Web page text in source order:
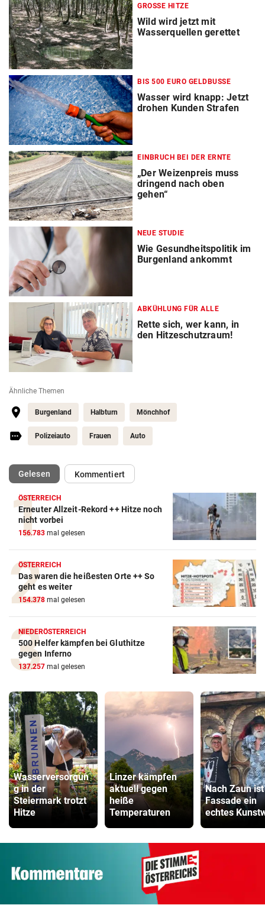
GROSSE HITZE
Wild wird jetzt mit
Wasserquellen gerettet
BIS 500 EURO GELDBUSSE
Wasser wird knapp: Jetzt
drohen Kunden Strafen
EINBRUCH BEI DER ERNTE
„Der Weizenpreis muss
dringend nach oben
gehen“
NEUE STUDIE
Wie Gesundheitspolitik im
Burgenland ankommt
ABKÜHLUNG FÜR ALLE
Rette sich, wer kann, in
den Hitzeschutzraum!
Ähnliche Themen
Burgenland Halbturn Mönchhof
Polizeiauto Frauen Auto
Gelesen(ausgewählt)Kommentiert
ÖSTERREICH
Erneuter Allzeit-Rekord ++ Hitze noch
nicht vorbei
156.783 mal gelesen
ÖSTERREICH
Das waren die heißesten Orte ++ So
geht es weiter
154.378 mal gelesen
NIEDERÖSTERREICH
500 Helfer kämpfen bei Gluthitze
gegen Inferno
137.257 mal gelesen
Wasserversorgun
g in der
Steiermark trotzt
Hitze
Linzer kämpfen
aktuell gegen
heiße
Temperaturen
Nach Zaun
Fassade ein
echtes